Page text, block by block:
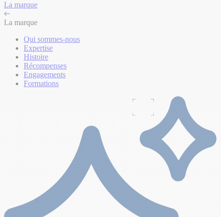
La marque
La marque
Qui sommes-nous
Expertise
Histoire
Récompenses
Engagements
Formations